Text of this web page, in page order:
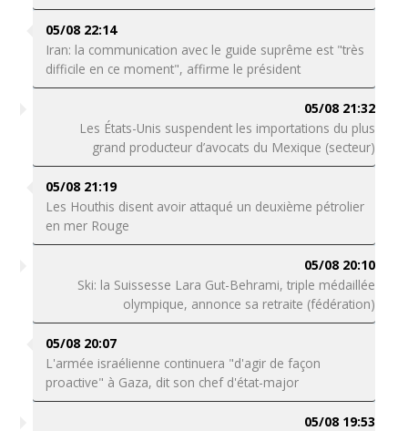
05/08 22:14
Iran: la communication avec le guide suprême est "très
difficile en ce moment", affirme le président
05/08 21:32
Les États-Unis suspendent les importations du plus
grand producteur d’avocats du Mexique (secteur)
05/08 21:19
Les Houthis disent avoir attaqué un deuxième pétrolier
en mer Rouge
05/08 20:10
Ski: la Suissesse Lara Gut-Behrami, triple médaillée
olympique, annonce sa retraite (fédération)
05/08 20:07
L'armée israélienne continuera "d'agir de façon
proactive" à Gaza, dit son chef d'état-major
05/08 19:53